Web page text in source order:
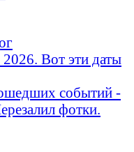
Вот эти даты
событий -
фотки.